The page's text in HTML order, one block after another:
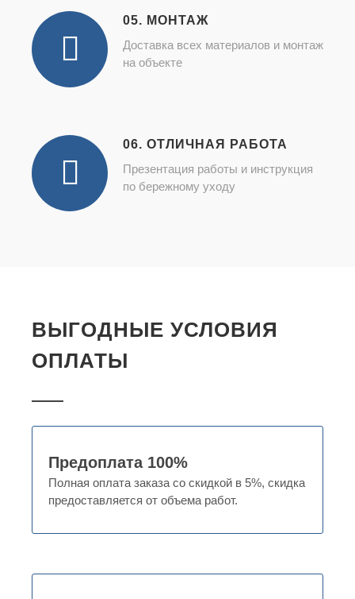
05. МОНТАЖ
Доставка всех материалов и монтаж
на объекте
06. ОТЛИЧНАЯ РАБОТА
Презентация работы и инструкция
по бережному уходу
ВЫГОДНЫЕ УСЛОВИЯ
ОПЛАТЫ
Предоплата 100%
Полная оплата заказа со скидкой в 5%, скидка
предоставляется от объема работ.